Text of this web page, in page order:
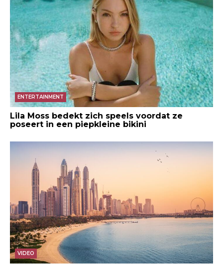
ENTERTAINMENT
Lila Moss bedekt zich speels voordat ze
poseert in een piepkleine bikini
VIDEO